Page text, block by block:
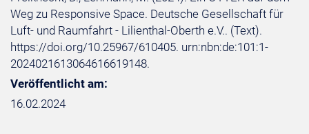
Weg zu Responsive Space. Deutsche Gesellschaft für
Luft- und Raumfahrt - Lilienthal-Oberth e.V.. (Text).
https://doi.org/10.25967/610405. urn:nbn:de:101:1-
2024021613064616619148.
Veröffentlicht am:
16.02.2024